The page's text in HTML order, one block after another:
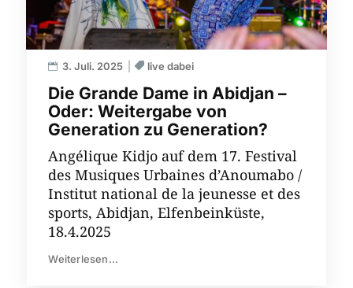
Die Grande Dame in Abidjan –
Oder: Weitergabe von
Generation zu Generation?
3. Juli. 2025 live dabei
Angélique Kidjo auf dem 17. Festival
des Musiques Urbaines d’Anoumabo /
Institut national de la jeunesse et des
sports, Abidjan, Elfenbeinküste,
18.4.2025
Weiterlesen...